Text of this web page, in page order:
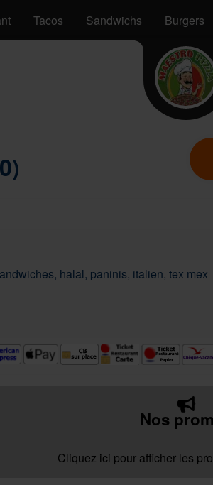
Tacos Sandwichs Burgers
halal, paninis, italien, tex mex
Nos
Cliquez ici pour afficher les